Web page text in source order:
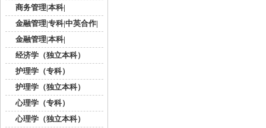
商务管理|本科|
金融管理|专科|中英合作|
金融管理|本科|
经济学（独立本科）
护理学（专科）
护理学（独立本科）
心理学（专科）
心理学（独立本科）